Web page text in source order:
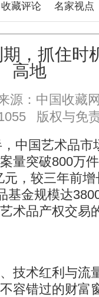
收藏评论 名家视点
，抓住时
高地
源：中国收藏
版权与免
中国艺术品市
量突破800万
，较三年前
基金规模达
术品产权交易
技术红利与流
容错过的财富